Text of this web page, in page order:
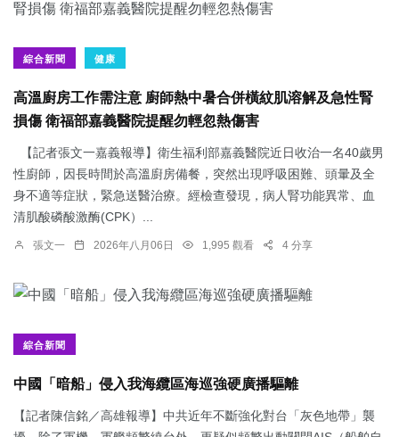
綜合新聞 健康
高溫廚房工作需注意 廚師熱中暑合併橫紋肌溶解及急性腎
損傷 衛福部嘉義醫院提醒勿輕忽熱傷害
【記者張文一嘉義報導】衛生福利部嘉義醫院近日收治一名40歲男
性廚師，因長時間於高溫廚房備餐，突然出現呼吸困難、頭暈及全
身不適等症狀，緊急送醫治療。經檢查發現，病人腎功能異常、血
清肌酸磷酸激酶(CPK）...
張文一 2026年八月06日 1,995 觀看 4 分享
綜合新聞
中國「暗船」侵入我海纜區海巡強硬廣播驅離
【記者陳信銘／高雄報導】中共近年不斷強化對台「灰色地帶」襲